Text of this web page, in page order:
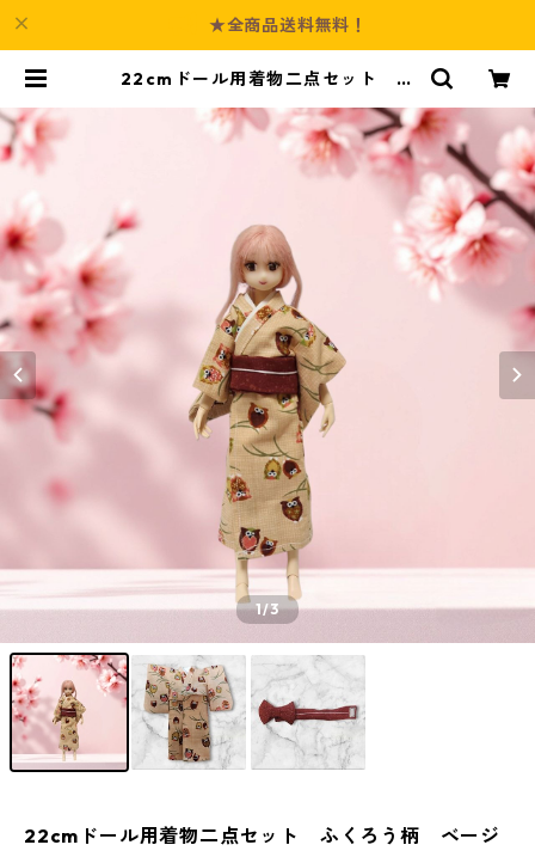
★全商品送料無料！
22cmドール用着物二点セット ふ
| Culture-Booth
1/3
22cmドール用着物二点セット ふくろう柄 ベージ